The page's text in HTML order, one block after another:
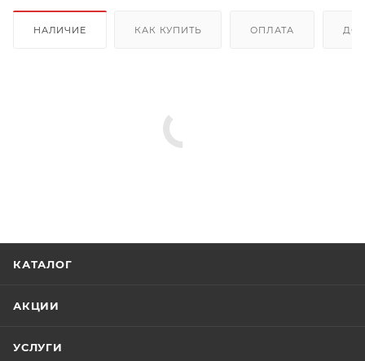
НАЛИЧИЕ КАК КУПИТЬ ОПЛАТА
КАТАЛОГ
АКЦИИ
УСЛУГИ